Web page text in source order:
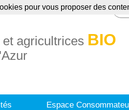
Publications
agricultrices BIO
Espace
pour vous proposer des